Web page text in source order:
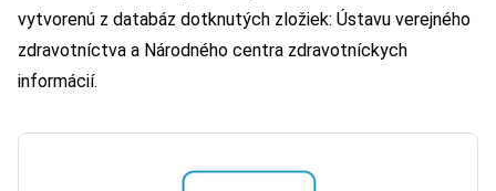
vytvorenú z databáz dotknutých zložiek: Ústavu verejného
zdravotníctva a Národného centra zdravotníckych
informácií.